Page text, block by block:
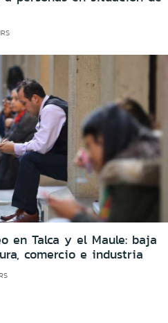
en Talca y el Maule: baja
comercio e industria